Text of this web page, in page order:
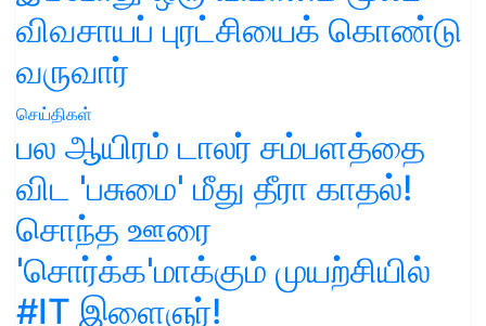
விவசாயப் புரட்சியைக் கொண்டு
வருவார்
செய்திகள்
பல ஆயிரம் டாலர் சம்பளத்தை
விட 'பசுமை' மீது தீரா காதல்!
சொந்த ஊரை
'சொர்க்க'மாக்கும் முயற்சியில்
#IT இளைஞர்!